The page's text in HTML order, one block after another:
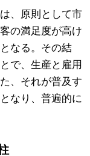
、原則として市
の満足度が高け
なる。その結
で、生産と雇用
、それが普及す
なり、普遍的に